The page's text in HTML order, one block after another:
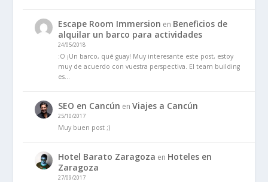
Escape Room Immersion en Beneficios de
alquilar un barco para actividades
24/05/2018
:O ¡Un barco, qué guay! Muy interesante este post, estoy
muy de acuerdo con vuestra perspectiva. El team building
es…
SEO en Cancún enViajes a Cancún
25/10/2017
Muy buen post ;)
Hotel Barato Zaragoza en Hoteles en
Zaragoza
27/09/2017